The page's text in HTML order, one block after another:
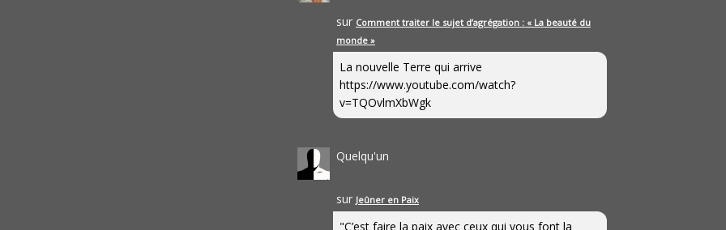
sur Comment traiter le sujet d’agrégation : « La beauté du
monde »
La nouvelle Terre qui arrive
https://www.youtube.com/watch?
v=TQOvlmXbWgk
Quelqu'un
sur Jeûner en Paix
"C’est faire la paix avec ceux qui vous font la